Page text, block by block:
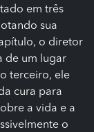
em três
sua
o diretor
de um lugar
terceiro, ele
cura para
a vida e a
o